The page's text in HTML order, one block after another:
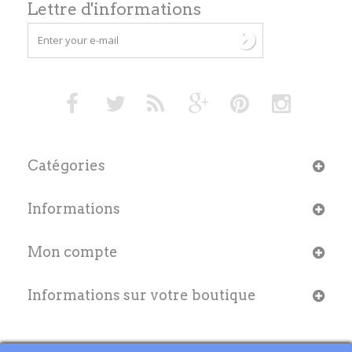
Lettre d'informations
Catégories
Informations
Mon compte
Informations sur votre boutique